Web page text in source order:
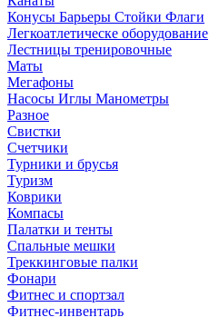
Конусы Барьеры Стойки Флаги
Легкоатлетическе оборудование
Лестницы тренировочные
Маты
Мегафоны
Насосы Иглы Манометры
Разное
Свистки
Счетчики
Турники и брусья
Туризм
Коврики
Компасы
Палатки и тенты
Спальные мешки
Треккинговые палки
Фонари
Фитнес и спортзал
Фитнес-инвентарь